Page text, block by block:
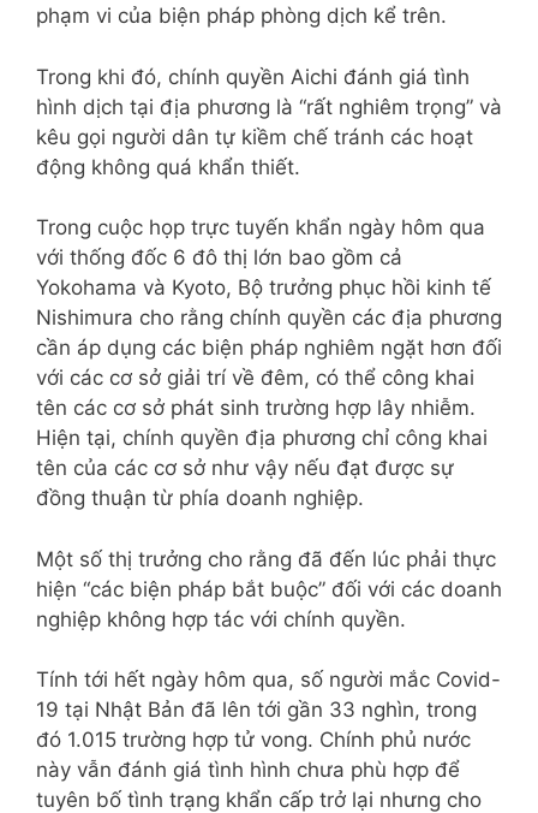
phạm vi của biện pháp phòng dịch kể trên.
Trong khi đó, chính quyền Aichi đánh giá tình
hình dịch tại địa phương là “rất nghiêm trọng” và
kêu gọi người dân tự kiềm chế tránh các hoạt
động không quá khẩn thiết.
Trong cuộc họp trực tuyến khẩn ngày hôm qua
với thống đốc 6 đô thị lớn bao gồm cả
Yokohama và Kyoto, Bộ trưởng phục hồi kinh tế
Nishimura cho rằng chính quyền các địa phương
cần áp dụng các biện pháp nghiêm ngặt hơn đối
với các cơ sở giải trí về đêm, có thể công khai
tên các cơ sở phát sinh trường hợp lây nhiễm.
Hiện tại, chính quyền địa phương chỉ công khai
tên của các cơ sở như vậy nếu đạt được sự
đồng thuận từ phía doanh nghiệp.
Một số thị trưởng cho rằng đã đến lúc phải thực
hiện “các biện pháp bắt buộc” đối với các doanh
nghiệp không hợp tác với chính quyền.
Tính tới hết ngày hôm qua, số người mắc Covid-
19 tại Nhật Bản đã lên tới gần 33 nghìn, trong
đó 1.015 trường hợp tử vong. Chính phủ nước
này vẫn đánh giá tình hình chưa phù hợp để
tuyên bố tình trạng khẩn cấp trở lại nhưng cho